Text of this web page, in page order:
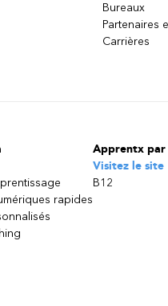
Bureaux
Partenaires
Carrières
rapides
Apprentx par
Visitez le site
B12